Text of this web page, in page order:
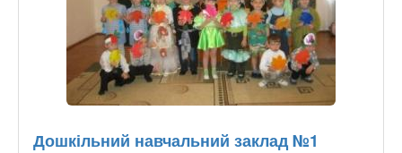
Дошкільний навчальний заклад №1